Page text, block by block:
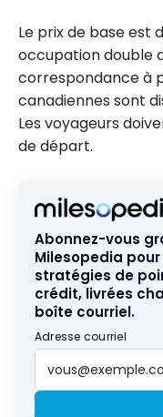
Le prix de base est
occupation double
correspondance à
canadiennes sont
Les voyageurs
de départ.
Abonnez-vous
Milesopedia
stratégies de
crédit, livrées
boîte courriel.
Adresse courriel